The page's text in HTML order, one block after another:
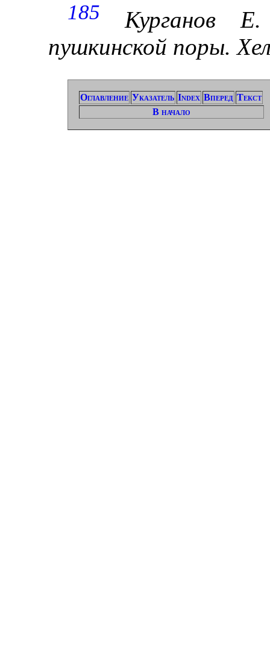
185 Курганов Е.
пушкинской поры.
Оглавление Указатель Index Вперед Текст
В начало